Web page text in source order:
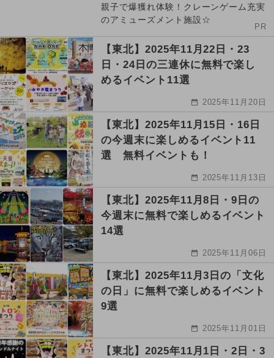
親子で爆獲れ体験！クレーンゲーム充実
のアミューズメント施設☆
PR
【東北】2025年11月22日・23
日・24日の三連休に無料で楽し
めるイベント11選
2025年11月20日
【東北】2025年11月15日・16日
の今週末に楽しめるイベント11
選 無料イベントも！
2025年11月13日
【東北】2025年11月8日・9日の
今週末に無料で楽しめるイベント
14選
2025年11月06日
【東北】2025年11月3日の「文化
の日」に無料で楽しめるイベント
9選
2025年11月01日
【東北】2025年11月1日・2日・3